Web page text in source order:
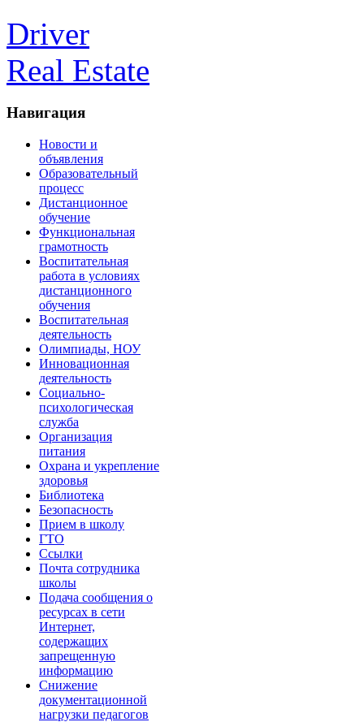
Driver
Real Estate
Навигация
Новости и
объявления
Образовательный
процесс
Дистанционное
обучение
Функциональная
грамотность
Воспитательная
работа в условиях
дистанционного
обучения
Воспитательная
деятельность
Олимпиады, НОУ
Инновационная
деятельность
Социально-
психологическая
служба
Организация
питания
Охрана и укрепление
здоровья
Библиотека
Безопасность
Прием в школу
ГТО
Ссылки
Почта сотрудника
школы
Подача сообщения о
ресурсах в сети
Интернет,
содержащих
запрещенную
информацию
Снижение
документационной
нагрузки педагогов